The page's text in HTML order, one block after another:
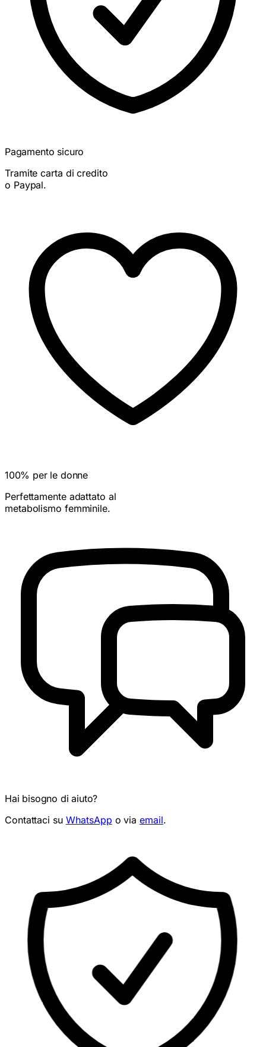
Pagamento sicuro
Tramite carta di credito
o Paypal.
100% per le donne
Perfettamente adattato al
metabolismo femminile.
Hai bisogno di aiuto?
Contattaci su WhatsApp o via email